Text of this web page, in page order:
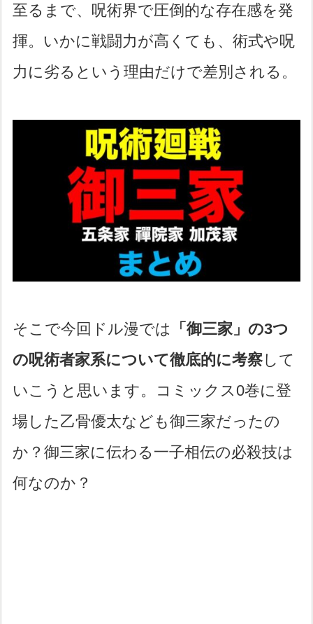
至るまで、呪術界で圧倒的な存在感を発
揮。いかに戦闘力が高くても、術式や呪
力に劣るという理由だけで差別される。
そこで今回ドル漫では
「御三家」の3つ
の呪術者家系について徹底的に考察して
いこうと思います。コミックス0巻に登
場した乙骨優太なども御三家だったの
か？御三家に伝わる一子相伝の必殺技は
何なのか？